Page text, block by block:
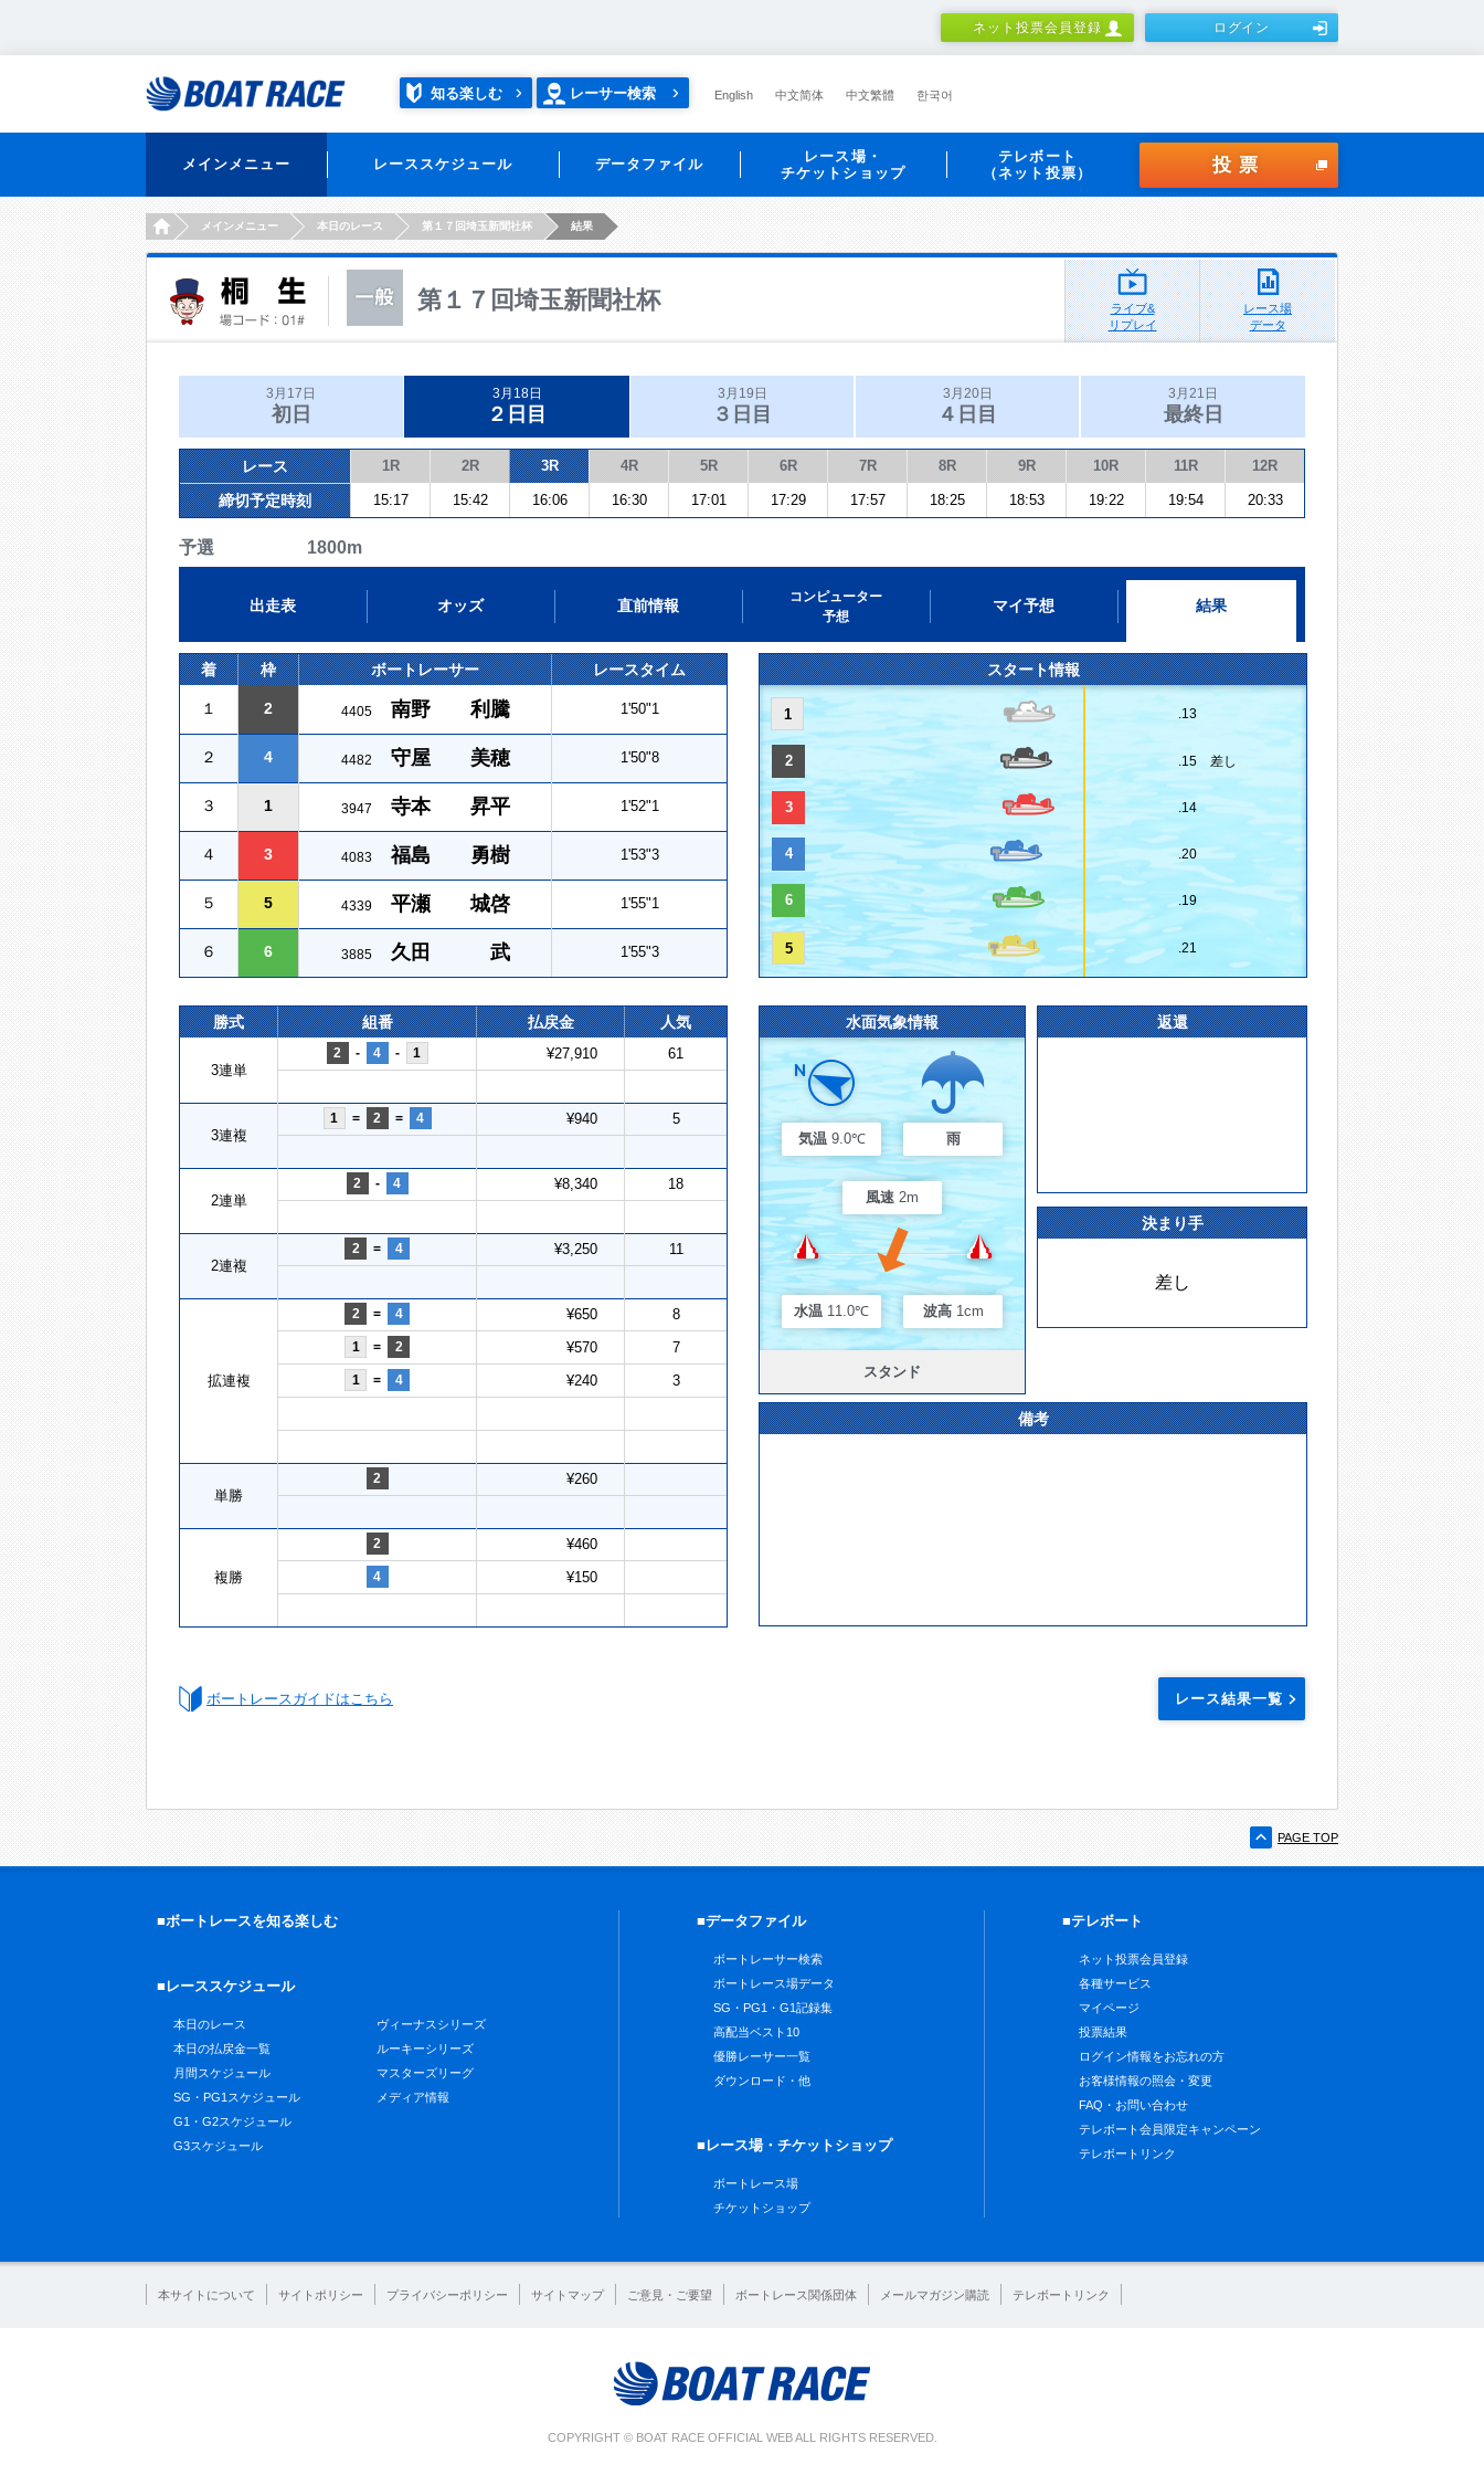
ネット投票会員登録 ログイン
知る楽しむ レーサー検索 English 中文简体 中文繁體 한국어
メインメニュー レーススケジュール データファイル
レース場・
チケットショップ
テレボート
（ネット投票）
投票
HOMEメインメニュー 本日のレース 第１７回埼玉新聞社杯 結果
第１７回埼玉新聞社杯
ライブ&
リプレイ
レース場
データ
3月17日
初日
3月18日
２日目
3月19日
３日目
3月20日
４日目
3月21日
最終日
レース 1R 2R 3R 4R 5R 6R 7R 8R 9R 10R 11R 12R
締切予定時刻 15:17 15:42 16:06 16:30 17:01 17:29 17:57 18:25 18:53 19:22 19:54 20:33
予選 1800m
出走表 オッズ 直前情報
コンピューター
予想
マイ予想 結果
着 枠 ボートレーサー レースタイム
１ 2 4405 南野 利騰 1'50"1
２ 4 4482 守屋 美穂 1'50"8
３ 1 3947 寺本 昇平 1'52"1
４ 3 4083 福島 勇樹 1'53"3
５ 5 4339 平瀬 城啓 1'55"1
６ 6 3885 久田 武 1'55"3
スタート情報
1 .13
2 .15 差し
3 .14
4 .20
6 .19
5 .21
勝式 組番 払戻金 人気
3連単
2 - 4 - 1 ¥27,910 61
3連複
1 = 2 = 4 ¥940 5
2連単
2 - 4 ¥8,340 18
2連複
2 = 4 ¥3,250 11
拡連複
2 = 4 ¥650 8
1 = 2 ¥570 7
1 = 4 ¥240 3
単勝
2 ¥260
複勝
2 ¥460
4 ¥150
水面気象情報
気温 9.0℃ 雨
風速 2m
水温 11.0℃ 波高 1cm
スタンド
返還
決まり手
差し
備考
ボートレースガイドはこちら レース結果一覧
PAGE TOP
■ボートレースを知る楽しむ
■レーススケジュール
本日のレース
本日の払戻金一覧
月間スケジュール
SG・PG1スケジュール
G1・G2スケジュール
G3スケジュール
ヴィーナスシリーズ
ルーキーシリーズ
マスターズリーグ
メディア情報
■データファイル
ボートレーサー検索
ボートレース場データ
SG・PG1・G1記録集
高配当ベスト10
優勝レーサー一覧
ダウンロード・他
■レース場・チケットショップ
ボートレース場
チケットショップ
■テレボート
ネット投票会員登録
各種サービス
マイページ
投票結果
ログイン情報をお忘れの方
お客様情報の照会・変更
FAQ・お問い合わせ
テレボート会員限定キャンペーン
テレボートリンク
本サイトについて サイトポリシー プライバシーポリシー サイトマップ ご意見・ご要望 ボートレース関係団体 メールマガジン購読 テレボートリンク
COPYRIGHT © BOAT RACE OFFICIAL WEB ALL RIGHTS RESERVED.